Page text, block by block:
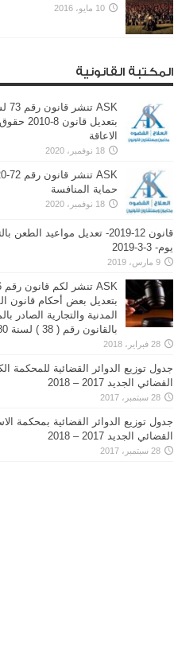
10 مايو، 2016
المكتبة القانونية
بتعديل
الاعاقة
18 نوفمبر، 2020
حماية المنافسة
18 نوفمبر، 2020
يوم- 3-3-2019
9 مارس، 2019
بتعديل بعض أحكام قانون
المدنية والتجارية الصادر
بالقانون رقم ( 38 ) لسنة 1980
28 فبراير، 2018
جدول توزيع الدوائر القضائية للمحكمة
القضائي الجديد 2017 – 2018
28 سبتمبر، 2017
جدول توزيع الدوائر القضائية بمحكمة
القضائي الجديد 2017 – 2018
28 سبتمبر، 2017